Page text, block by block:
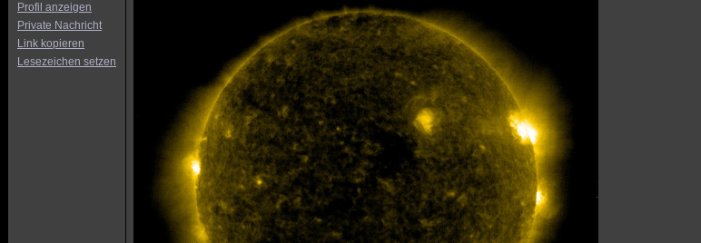
Profil anzeigen
Private Nachricht
Link kopieren
Lesezeichen setzen